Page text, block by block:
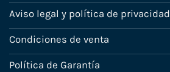
Aviso legal y política de privacidad
Condiciones de venta
Política de Garantía